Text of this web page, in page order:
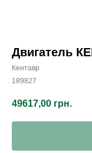
Двигатель
Кентавр
189827
49617,00 грн.